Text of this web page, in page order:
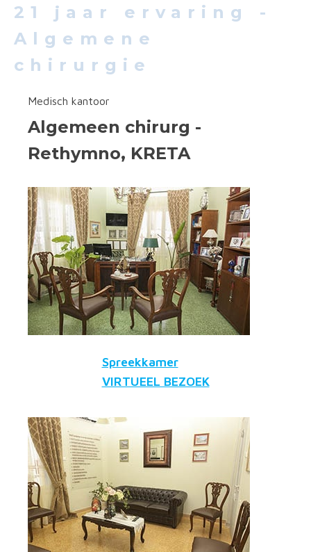
21 jaar ervaring -
Algemene
chirurgie
Medisch kantoor
Algemeen chirurg -
Rethymno, KRETA
Spreekkamer
VIRTUEEL BEZOEK